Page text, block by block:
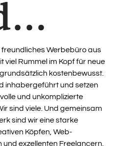
freundliches Werbebüro aus
viel Rummel im Kopf für neue
kostenbewusst.
inhabergeführt und setzen
und unkomplizierte
sind viele. Und gemeinsam
sind wir eine starke
Köpfen, Web-
und exzellenten Freelancern.